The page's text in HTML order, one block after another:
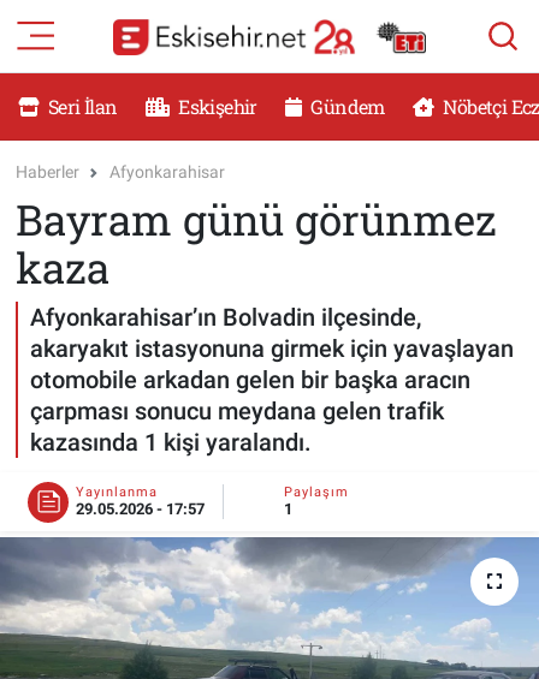
Seri İlan Eskişehir Gündem Nöbetçi
Haberler Afyonkarahisar
Bayram günü görünmez
kaza
Afyonkarahisar’ın Bolvadin ilçesinde,
akaryakıt istasyonuna girmek için yavaşlayan
otomobile arkadan gelen bir başka aracın
çarpması sonucu meydana gelen trafik
kazasında 1 kişi yaralandı.
Yayınlanma
29.05.2026 - 17:57
Paylaşım
1
RESMİ İLANLAR
DÜNYA
SAĞLIK
MAGAZİN
TEKNOLOJİ
YEMEK
ESKİŞEHİR NÖBETÇİ ECZANELER
Eskişehir Haber İçerikleri
Eskişehir Nöbetçi Eczaneler
Eskişehir Namaz Vakitleri
Eskişehir Trafik Yoğunluk Haritası
Süper Lig Puan Durumu ve Fikstür
Son Dakika Haberleri
Haber Arşivi